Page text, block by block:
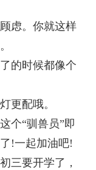
虑。你就这样
的时候都像个
更配哦。
个“驯兽员”即
!一起加油吧!
三要开学了，